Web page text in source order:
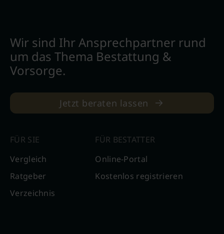
Wir sind Ihr Ansprechpartner rund
um das Thema Bestattung &
Vorsorge.
Jetzt beraten lassen
FÜR SIE
Vergleich
Ratgeber
Verzeichnis
FÜR BESTATTER
Online-Portal
Kostenlos registrieren